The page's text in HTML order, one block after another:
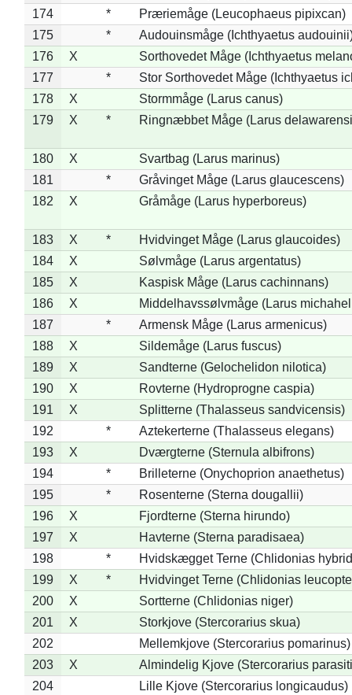
174
*
Præriemåge (Leucophaeus pipixcan)
175
*
Audouinsmåge (Ichthyaetus
176
X
Sorthovedet Måge (Ichthyaetus
177
*
Stor Sorthovedet Måge (Ichthyaetus
178
X
Stormmåge (Larus canus)
179
X * Ringnæbbet Måge (Larus
180 X
Svartbag (Larus marinus)
181
*
Gråvinget Måge (Larus glaucescens)
182
X Gråmåge (Larus hyperboreus)
183 X *
Hvidvinget Måge (Larus glaucoides)
184
X
Sølvmåge (Larus argentatus)
185
X
Kaspisk Måge (Larus cachinnans)
186
X
Middelhavssølvmåge (Larus
187
*
Armensk Måge (Larus armenicus)
188
X
Sildemåge (Larus fuscus)
189
X
Sandterne (Gelochelidon nilotica)
190
X
Rovterne (Hydroprogne caspia)
191
X
Splitterne (Thalasseus sandvicensis)
192
*
Aztekerterne (Thalasseus elegans)
193
X
Dværgterne (Sternula albifrons)
194
*
Brilleterne (Onychoprion anaethetus)
195
*
Rosenterne (Sterna dougallii)
196
X
Fjordterne (Sterna hirundo)
197
X
Havterne (Sterna paradisaea)
198
*
Hvidskægget Terne (Chlidonias
199
X *
Hvidvinget Terne (Chlidonias
200
X
Sortterne (Chlidonias niger)
201
X
Storkjove (Stercorarius skua)
202
Mellemkjove (Stercorarius pomarinus)
203
X
Almindelig Kjove (Stercorarius
204
Lille Kjove (Stercorarius longicaudus)